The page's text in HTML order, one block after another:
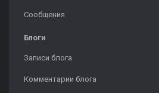
Сообщения
Блоги
Записи блога
Комментарии блога